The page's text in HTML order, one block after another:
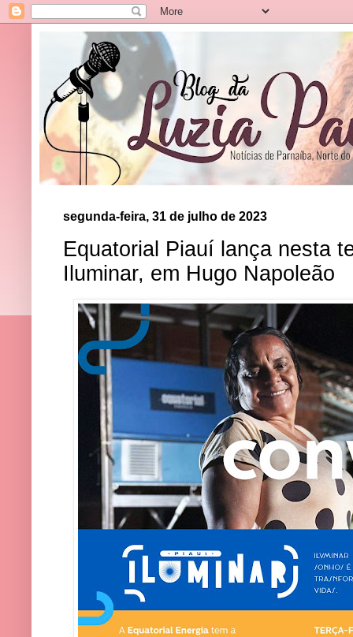
segunda-feira, 31 de julho de 2023
Equatorial Piauí lança nesta
Iluminar, em Hugo Napoleão